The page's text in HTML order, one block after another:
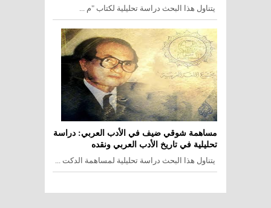
يتناول هذا البحث دراسة تحليلية لكتاب "م ...
مساهمة شوقي ضيف في الأدب العربي: دراسة
تحليلية في تاريخ الأدب العربي ونقده
يتناول هذا البحث دراسة تحليلية لمساهمة الدكت ...